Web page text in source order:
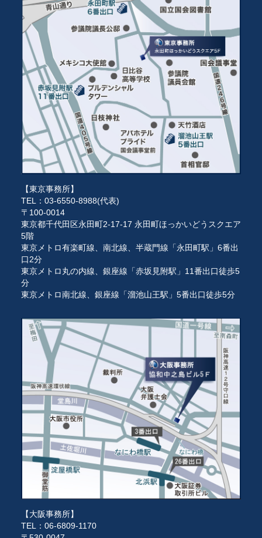
【東京事務所】
TEL：03-6550-8988(代表)
〒100-0014
東京都千代田区永田町2-17-17 永田町ほっかいどうスクエア
5階
東京メトロ有楽町線、南北線、半蔵門線「永田町駅」6番出
口2分
東京メトロ丸の内線、銀座線「赤坂見附駅」11番出口徒歩5
分
東京メトロ南北線、銀座線「溜池山王駅」5番出口徒歩5分
【大阪事務所】
TEL：06-6809-1170